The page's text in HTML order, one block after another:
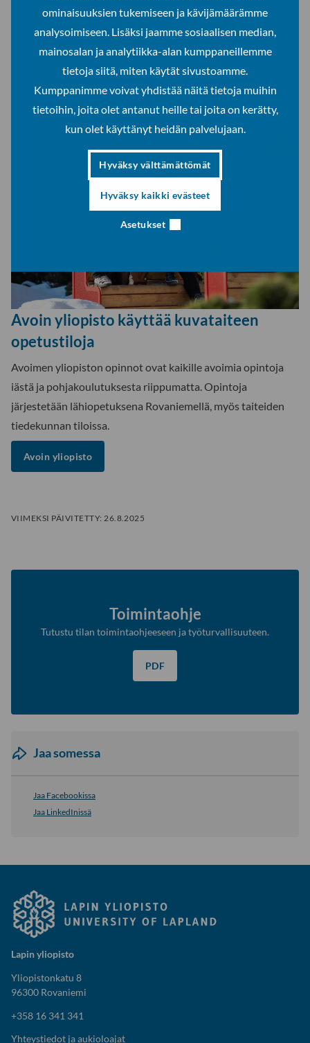
ominaisuuksien tukemiseen ja kävijämäärämme
analysoimiseen. Lisäksi jaamme sosiaalisen median,
mainosalan ja analytiikka-alan kumppaneillemme
tietoja siitä, miten käytät sivustoamme.
Kumppanimme voivat yhdistää näitä tietoja muihin
tietoihin, joita olet antanut heille tai joita on kerätty,
kun olet käyttänyt heidän palvelujaan.
Hyväksy välttämättömät
Hyväksy kaikki evästeet
Asetukset
taiteellista työskentelyä sekä taideilmaisuasi.
Kuvataiteen sivuaineopinnot
Avoin yliopisto käyttää kuvataiteen
opetustiloja
Avoimen yliopiston opinnot ovat kaikille avoimia opintoja
iästä ja pohjakoulutuksesta riippumatta. Opintoja
järjestetään lähiopetuksena Rovaniemellä, myös taiteiden
tiedekunnan tiloissa.
Avoin yliopisto
VIIMEKSI PÄIVITETTY: 26.8.2025
Toimintaohje
Tutustu tilan toimintaohjeeseen ja työturvallisuuteen.
PDF
Jaa somessa
Jaa Facebookissa
Jaa LinkedInissä
Lapin yliopisto
Yliopistonkatu 8
96300 Rovaniemi
+358 16 341 341
Yhteystiedot ja aukioloajat